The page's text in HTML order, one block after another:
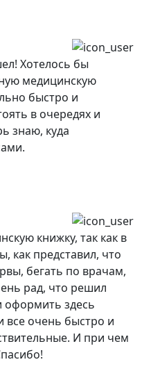
Хотелось бы
медицинскую
быстро и
в очередях и
знаю, куда
книжку, так как в
как представил, что
бегать по врачам,
рад, что решил
оформить здесь
все очень быстро и
И при чем